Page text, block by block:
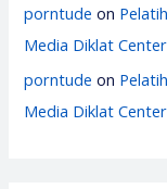
porntude on
Media Diklat Center
porntude on
Media Diklat Center